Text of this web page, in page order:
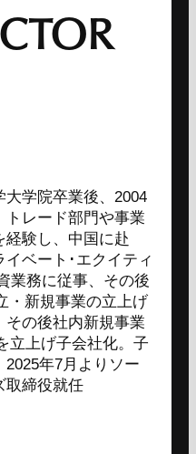
学院卒業後、2004
レード部門や事業
験し、中国に赴
ベート･エクイティ
業務に従事、その後
・新規事業の立上げ
の後社内新規事業
立上げ子会社化。子
年7月よりソー
取締役就任